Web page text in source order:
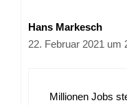
Hans Markesch
22. Februar 2021 um
Millionen Jobs